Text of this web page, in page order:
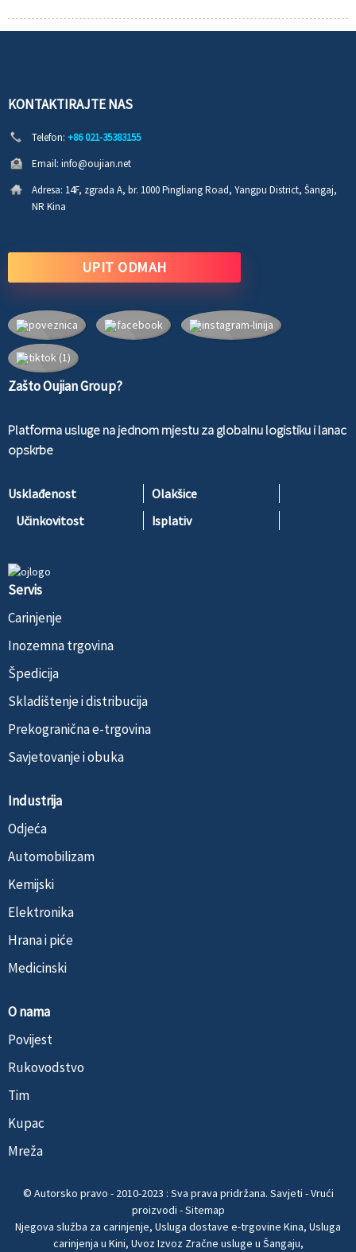
KONTAKTIRAJTE NAS
Telefon: +86 021-35383155
Email: info@oujian.net
Adresa: 14F, zgrada A, br. 1000 Pingliang Road, Yangpu District, Šangaj,
NR Kina
UPIT ODMAH
Zašto Oujian Group?
Platforma usluge na jednom mjestu za globalnu logistiku i lanac
opskrbe
Usklađenost
Olakšice
Učinkovitost
Isplativ
Servis
Carinjenje
Inozemna trgovina
Špedicija
Skladištenje i distribucija
Prekogranična e-trgovina
Savjetovanje i obuka
Industrija
Odjeća
Automobilizam
Kemijski
Elektronika
Hrana i piće
Medicinski
O nama
Povijest
Rukovodstvo
Tim
Kupac
Mreža
© Autorsko pravo - 2010-2023 : Sva prava pridržana. Savjeti -Vrući
proizvodi -Sitemap
Njegova služba za carinjenje, Usluga dostave e-trgovine Kina, Usluga
carinjenja u Kini, Uvoz Izvoz Zračne usluge u Šangaju,